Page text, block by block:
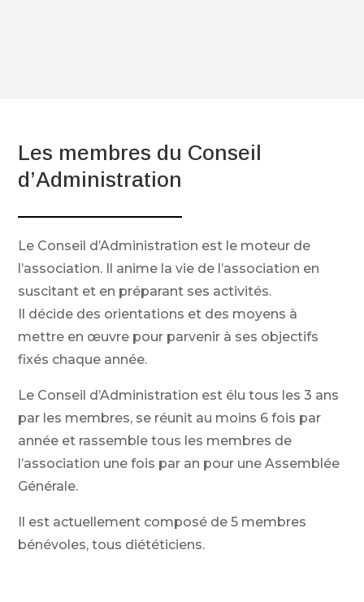
Les membres du Conseil
d’Administration
Le Conseil d’Administration est le moteur de
l’association. Il anime la vie de l’association en
suscitant et en préparant ses activités.
Il décide des orientations et des moyens à
mettre en œuvre pour parvenir à ses objectifs
fixés chaque année.
Le Conseil d’Administration est élu tous les 3 ans
par les membres, se réunit au moins 6 fois par
année et rassemble tous les membres de
l’association une fois par an pour une Assemblée
Générale.
Il est actuellement composé de 5 membres
bénévoles, tous diététiciens.